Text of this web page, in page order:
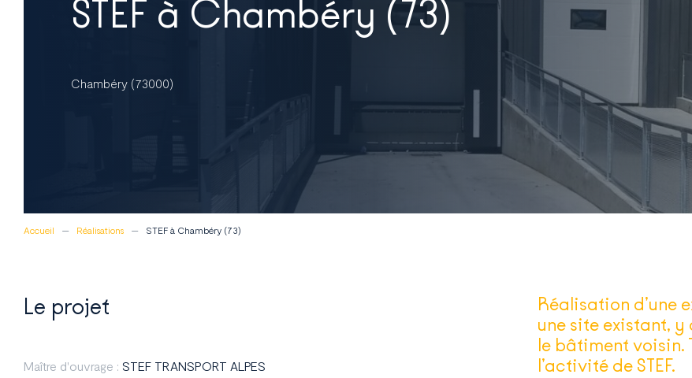
STEF à Chambéry (73)
Chambéry (73000)
Accueil Réalisations STEF à Chambéry (73)
Le projet
Maître d'ouvrage : STEF TRANSPORT ALPES
Réalisation d’une
une site existant,
le bâtiment voisin.
l’activité de STEF.